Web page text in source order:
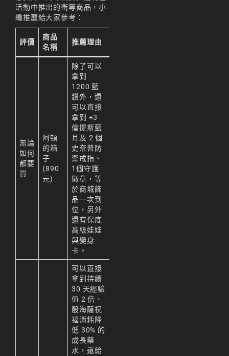
活動中推出的衝等商品，小
編推薦給大家參考：
評價
商品
名稱
推薦理由
無論
如何
都要
買
阿頓
的箱
子
(890
元)
除了可以
拿到
1200 藍
鑽外，還
可以直接
拿到 +3
倫提斯藍
耳及 2 個
史奈普防
禦戒指、
1個守護
徽章，等
於商城飾
品一次到
位，另外
還有保底
高級娃娃
與變身
卡。
可以直接
拿到持續
30 天經驗
值 2 倍、
殷海薩祝
福消耗降
低 30% 的
成長藥
水，還給